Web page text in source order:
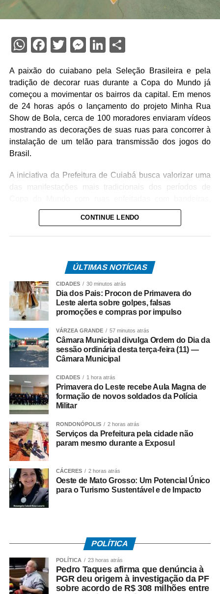
WhatsApp
Facebook
Twitter
Messenger
LinkedIn
Share
A paixão do cuiabano pela Seleção Brasileira e pela
tradição de decorar ruas durante a Copa do Mundo já
começou a movimentar os bairros da capital. Em menos
de 24 horas após o lançamento do projeto Minha Rua
Show de Bola, cerca de 100 moradores enviaram vídeos
mostrando as decorações de suas ruas para concorrer à
instalação de um telão para transmissão dos jogos do
Brasil.
A iniciativa da Prefeitura de Cuiabá busca valorizar uma
das manifestações mais tradicionais dos períodos de
pinturas e adereços nas cores verde e amarela. Além
disso, o projeto incentiva a integração entre vizinhos e
fortalece o espírito comunitário nos bairros da capital.
nessa quarta-feira. Na oportunidade, o prefeito convidou
a população a participar enviando vídeos das decorações
por meio do perfil oficial da Prefeitura de Cuiabá no
Instagram, @cuiabaprefeitura.
mostrando a decoração da rua até quinta-feira (11), às
23h59. Todos os vídeos participantes serão publicados
nos stories da Prefeitura a partir das 0h de sexta-feira
será encerrada às 16h de sexta-feira (12). O vídeo com o
maior número de curtidas nos stories da Prefeitura será
declarado vencedor. O resultado será divulgado após o
encerramento da votação.
A rua vencedora receberá o telão para a transmissão da
partida da Seleção Brasileira, promovendo um momento
clima de Copa do Mundo nos bairros cuiabanos.
Regras do sorteio do projeto Minha Rua Show de
Bola
23h59.
2. Todos os vídeos participantes serão publicados nos
stories da Prefeitura a partir das 0h de sexta-feira (12),
quando será aberta a votação.
CONTINUE LENDO
ÚLTIMAS NOTÍCIAS
CIDADES 30 minutos atrás
Dia dos Pais: Procon de Primavera do
Leste alerta sobre golpes, falsas
promoções e compras por impulso
VÁRZEA GRANDE 57 minutos atrás
Câmara Municipal divulga Ordem do Dia da
sessão ordinária desta terça-feira (11) —
Câmara Municipal
CIDADES 1 hora atrás
Primavera do Leste recebe Aula Magna de
formação de novos soldados da Polícia
Militar
RONDONÓPOLIS 2 horas atrás
Serviços da Prefeitura pela cidade não
param mesmo durante a Exposul
CÁCERES 2 horas atrás
Oeste de Mato Grosso: Um Potencial Único
para o Turismo Sustentável e de Impacto
POLÍTICA
POLÍTICA 23 horas atrás
Pedro Taques afirma que denúncia à
PGR deu origem à investigação da PF
sobre acordo de R$ 308 milhões entre